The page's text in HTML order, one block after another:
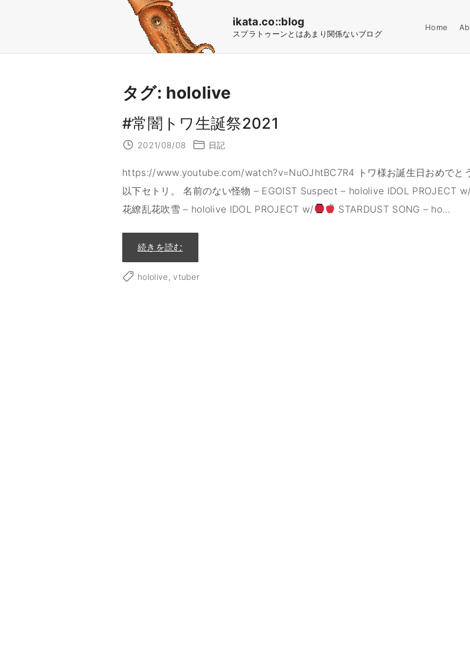
ikata.co::blog
スプラトゥーンとはあまり関係ないブログ
Home
タグ: hololive
#常闇トワ生誕祭2021
2021/08/08 日記
https://www.youtube.com/watch?v=NuOJhtBC7R4 トワ様お誕生日おめでと
以下セトリ。 名前のない怪物 – EGOIST Suspect – hololive IDOL PROJECT w/
花繚乱花吹雪 – hololive IDOL PROJECT w/
STARDUST SONG – ho…
続きを読む
#
常
闇
ト
hololive vtuber